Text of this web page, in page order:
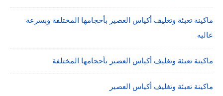
ماكينة تعبئة وتغليف أكياس العصير بأحجامها المختلفة وبسرعة
عاليه
ماكينة تعبئة وتغليف أكياس العصير بأحجامها المختلفة
ماكينة تعبئة وتغليف أكياس العصير